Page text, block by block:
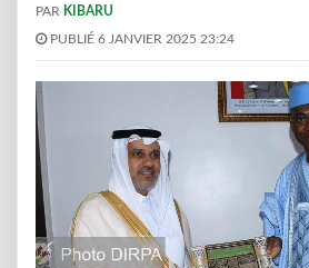
PAR KIBARU
PUBLIÉ 6 JANVIER 2025 23:24